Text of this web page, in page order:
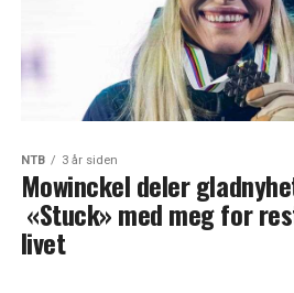
NTB 3 år siden
Mowinckel deler
«Stuck» med meg for
livet